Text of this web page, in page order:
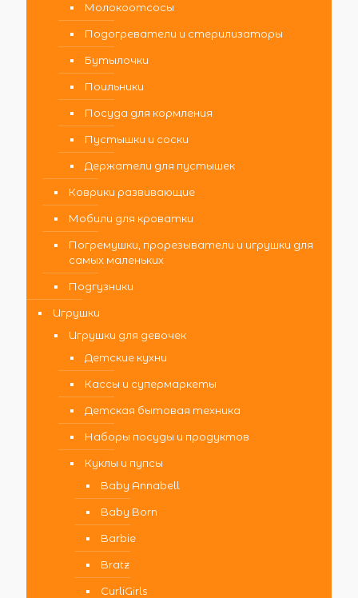
Молокоотсосы
Подогреватели и стерилизаторы
Бутылочки
Поильники
Посуда для кормления
Пустышки и соски
Держатели для пустышек
Коврики развивающие
Мобили для кроватки
Погремушки, прорезыватели и игрушки для
самых маленьких
Подгузники
Игрушки
Игрушки для девочек
Детские кухни
Кассы и супермаркеты
Детская бытовая техника
Наборы посуды и продуктов
Куклы и пупсы
Baby Annabell
Baby Born
Barbie
Bratz
CurliGirls